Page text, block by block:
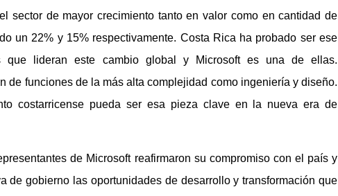
sector de mayor crecimiento tanto en valor como en cantidad de
un 22% y 15% respectivamente. Costa Rica ha probado ser ese
que lideran este cambio global y Microsoft es una de ellas.
de funciones de la más alta complejidad como ingeniería y diseño.
costarricense pueda ser esa pieza clave en la nueva era de
de Microsoft reafirmaron su compromiso con el país y
de gobierno las oportunidades de desarrollo y transformación que